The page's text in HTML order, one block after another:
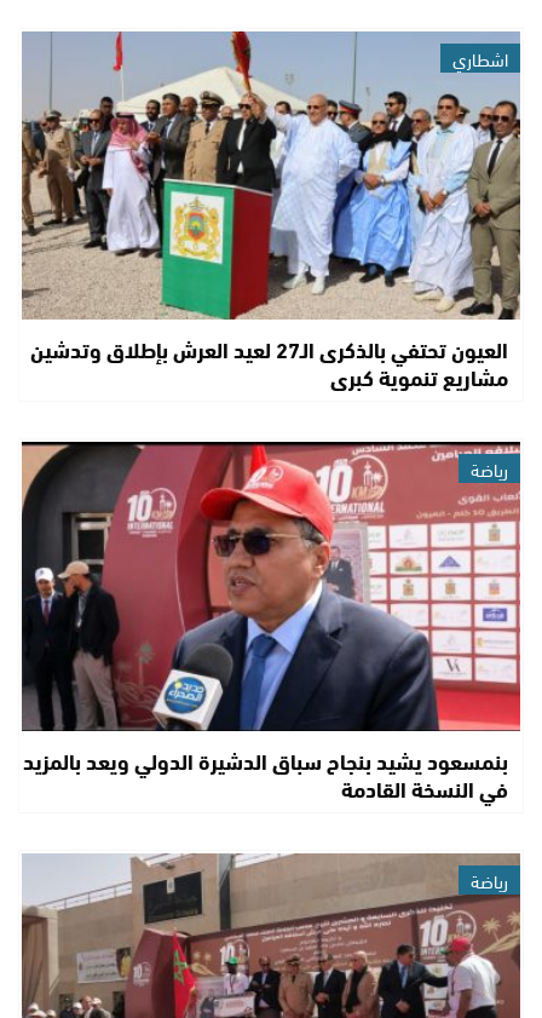
اشطاري
العيون تحتفي بالذكرى الـ27 لعيد العرش بإطلاق وتدشين
مشاريع تنموية كبرى
رياضة
بنمسعود يشيد بنجاح سباق الدشيرة الدولي ويعد بالمزيد
في النسخة القادمة
رياضة